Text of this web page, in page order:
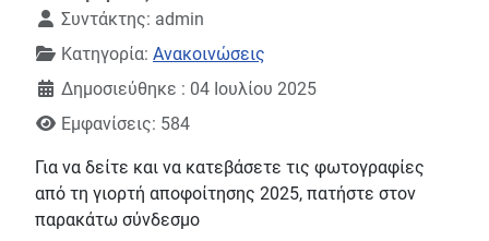
Συντάκτης: admin
Κατηγορία: Ανακοινώσεις
Δημοσιεύθηκε : 04 Ιουλίου 2025
Εμφανίσεις: 584
Για να δείτε και να κατεβάσετε τις φωτογραφίες
από τη γιορτή αποφοίτησης 2025, πατήστε στον
παρακάτω σύνδεσμο